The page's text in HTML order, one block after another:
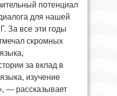
потенциал
для нашей
За все эти годы
скромных
за вклад в
изучение
— рассказывает